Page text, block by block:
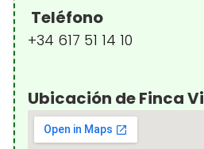
Teléfono
+34 617 51 14 10
Ubicación de Finca